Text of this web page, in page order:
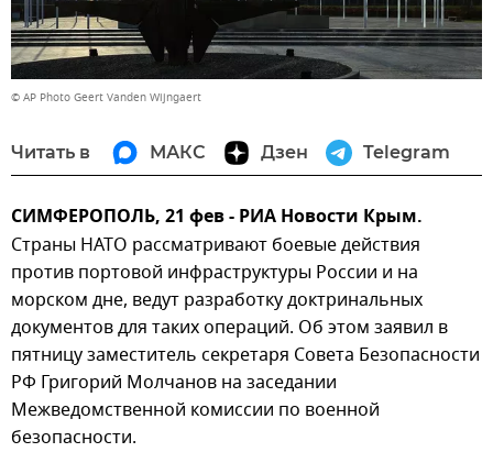
© AP Photo Geert Vanden Wijngaert
Читать в МАКС Дзен Telegram
СИМФЕРОПОЛЬ, 21 фев - РИА Новости Крым.
Страны НАТО рассматривают боевые действия
против портовой инфраструктуры России и на
морском дне, ведут разработку доктринальных
документов для таких операций. Об этом заявил в
пятницу заместитель секретаря Совета Безопасности
РФ Григорий Молчанов на заседании
Межведомственной комиссии по военной
безопасности.